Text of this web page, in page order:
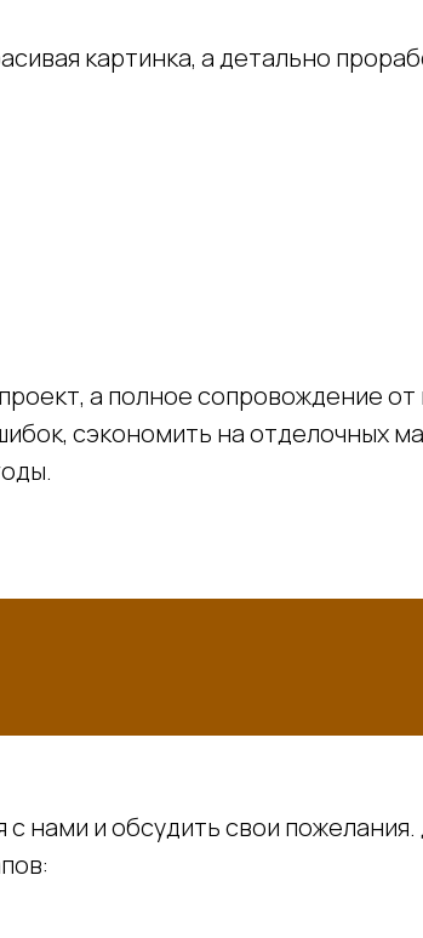
картинка, а детально
а полное сопровождение от
сэкономить на отделочных
с нами и обсудить свои